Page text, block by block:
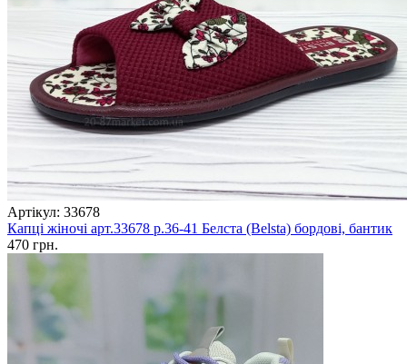
Артікул: 33678
Капці жіночі арт.33678 р.36-41 Белста (Belsta) бордові, бантик
470 грн.